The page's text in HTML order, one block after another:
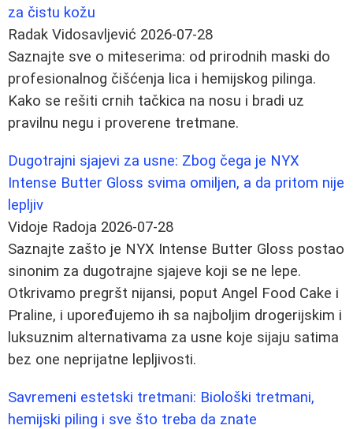
za čistu kožu
Radak Vidosavljević 2026-07-28
Saznajte sve o miteserima: od prirodnih maski do
profesionalnog čišćenja lica i hemijskog pilinga.
Kako se rešiti crnih tačkica na nosu i bradi uz
pravilnu negu i proverene tretmane.
Dugotrajni sjajevi za usne: Zbog čega je NYX
Intense Butter Gloss svima omiljen, a da pritom nije
lepljiv
Vidoje Radoja 2026-07-28
Saznajte zašto je NYX Intense Butter Gloss postao
sinonim za dugotrajne sjajeve koji se ne lepe.
Otkrivamo pregršt nijansi, poput Angel Food Cake i
Praline, i upoređujemo ih sa najboljim drogerijskim i
luksuznim alternativama za usne koje sijaju satima
bez one neprijatne lepljivosti.
Savremeni estetski tretmani: Biološki tretmani,
hemijski piling i sve što treba da znate